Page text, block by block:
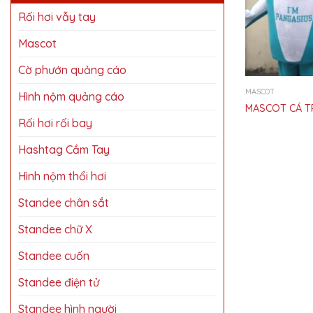
Rối hơi vẫy tay
Mascot
Cờ phướn quảng cáo
Hình nộm quảng cáo
Rối hơi rối bay
Hashtag Cầm Tay
Hình nộm thổi hơi
Standee chân sắt
Standee chữ X
Standee cuốn
Standee điện tử
Standee hình người
MASCOT
MASCOT CÁ